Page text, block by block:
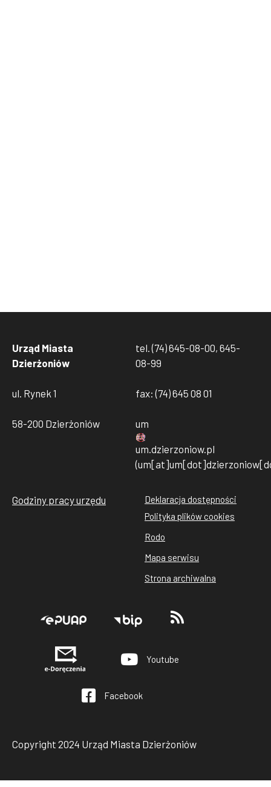
Urząd Miasta
Dzierżoniów
ul. Rynek 1
58-200 Dzierżoniów
tel. (74) 645-08-00, 645-
08-99
fax: (74) 645 08 01
um
um dzierzoniow. pl
Godziny pracy urzędu
Stopka
rodo
cookies
Deklaracja dostępności
Polityka plików cookies
Rodo
Mapa serwisu
Strona archiwalna
Stopka
Youtube
Facebook
Copyright 2024 Urząd Miasta Dzierżoniów